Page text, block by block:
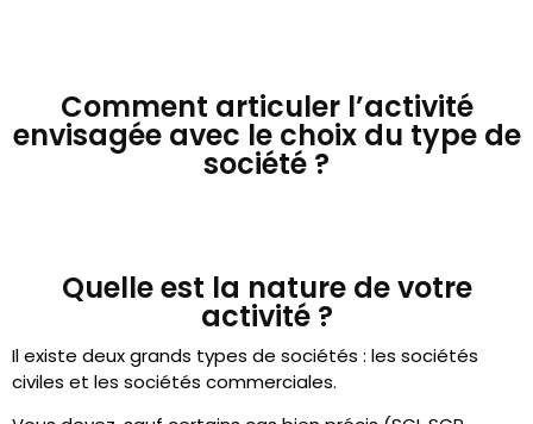
Comment articuler l’activité
envisagée avec le choix du type de
société ?
Quelle est la nature de votre
activité ?
Il existe deux grands types de sociétés : les sociétés
civiles et les sociétés commerciales.